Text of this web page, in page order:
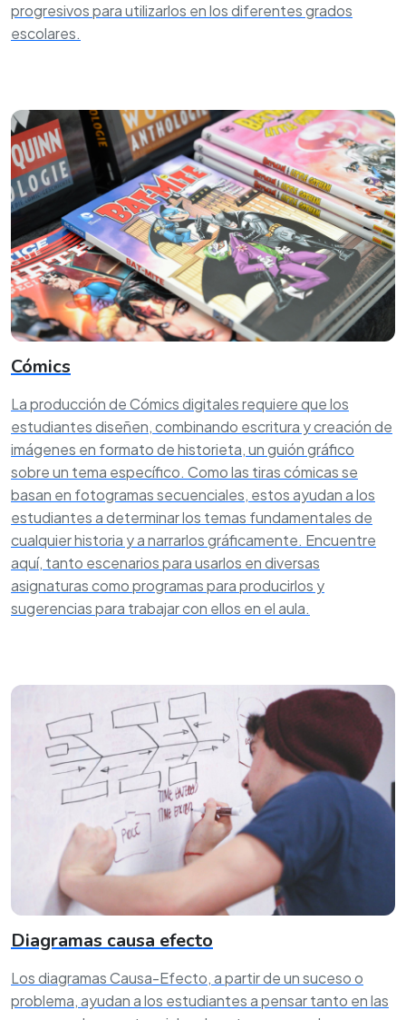
progresivos para utilizarlos en los diferentes grados
escolares.
Cómics
La producción de Cómics digitales requiere que los
estudiantes diseñen, combinando escritura y creación de
imágenes en formato de historieta, un guión gráfico
sobre un tema específico. Como las tiras cómicas se
basan en fotogramas secuenciales, estos ayudan a los
estudiantes a determinar los temas fundamentales de
cualquier historia y a narrarlos gráficamente. Encuentre
aquí, tanto escenarios para usarlos en diversas
asignaturas como programas para producirlos y
sugerencias para trabajar con ellos en el aula.
Diagramas causa efecto
Los diagramas Causa-Efecto, a partir de un suceso o
problema, ayudan a los estudiantes a pensar tanto en las